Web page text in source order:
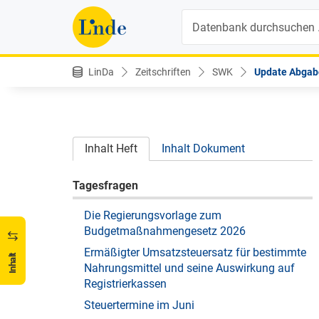
LinDa Zeitschriften SWK Update
Inhalt
Inhalt Heft Inhalt Dokument
Tagesfragen
Die Regierungsvorlage zum
Budgetmaßnahmengesetz 2026
Ermäßigter Umsatzsteuersatz für bestimmte
Nahrungsmittel und seine Auswirkung auf
Registrierkassen
Steuertermine im Juni